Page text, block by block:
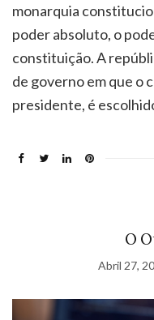
monarquia
poder absoluto, o
constituição. A
de governo em que o
presidente, é
O
Abril 27,